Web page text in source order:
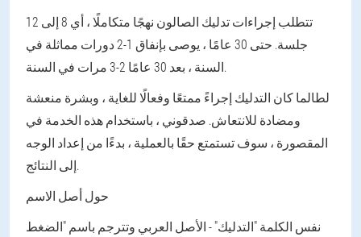
تتطلب إجراءات تدليك الصالون نهجًا متكاملًا ، أي 8 إلى 12
جلسة. حتى 30 عامًا ، يوصى بإنفاق 1-2 دورات مماثلة في
السنة ، بعد 30 عامًا 2-3 مرات في السنة.
لطالما كان التدليك إجراءً ممتعًا وفعالًا للغاية ، وبشرة منعشة
ومضادة للانتعاش. صدقوني ، باستخدام هذه الخدمة في
المقصورة ، سوف تستمتع حقًا بالعملية ، بدءًا من إعداد الوجه
إلى النتائج.
حول أصل الاسم
نفس الكلمة "التدليك" - الأصل العربي وتترجم باسم "الضغط